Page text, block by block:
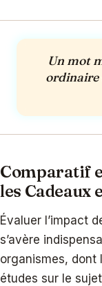
Un mot
ordinaire
Comparatif
les Cadeaux
Évaluer l’impact
s’avère
organismes, dont
études sur le